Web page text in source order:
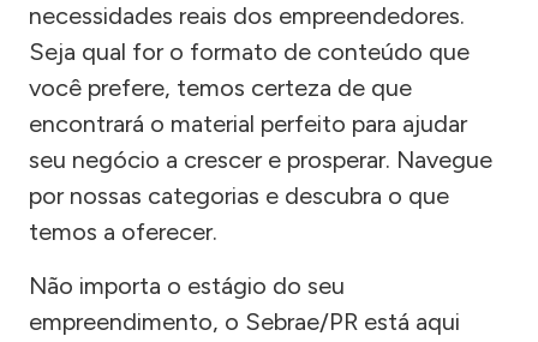
necessidades reais dos empreendedores.
Seja qual for o formato de conteúdo que
você prefere, temos certeza de que
encontrará o material perfeito para ajudar
seu negócio a crescer e prosperar. Navegue
por nossas categorias e descubra o que
temos a oferecer.
Não importa o estágio do seu
empreendimento, o Sebrae/PR está aqui